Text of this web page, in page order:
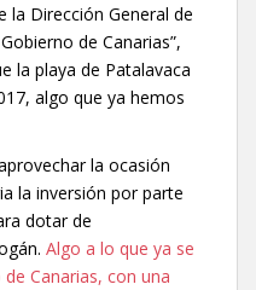
la Dirección General de
de Canarias”,
la playa de Patalavaca
algo que ya hemos
la ocasión
la inversión por parte
dotar de
Algo a lo que ya se
Canarias, con una